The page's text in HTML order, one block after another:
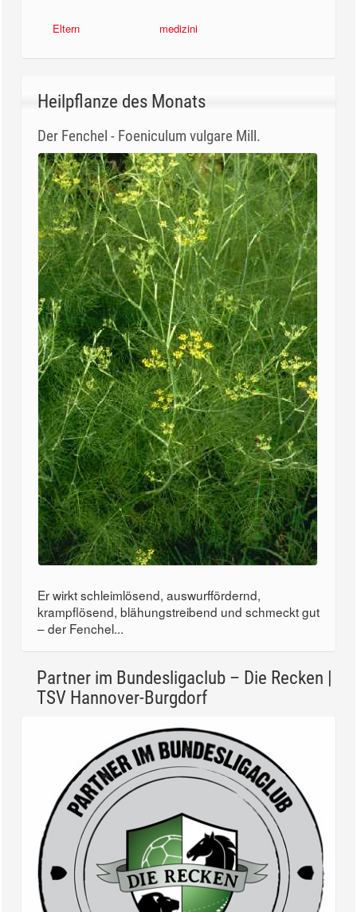
Eltern medizini
Heilpflanze des Monats
Der Fenchel - Foeniculum vulgare Mill.
Er wirkt schleimlösend, auswurffördernd,
krampflösend, blähungstreibend und schmeckt gut
– der Fenchel...
Partner im Bundesligaclub – Die Recken |
TSV Hannover-Burgdorf